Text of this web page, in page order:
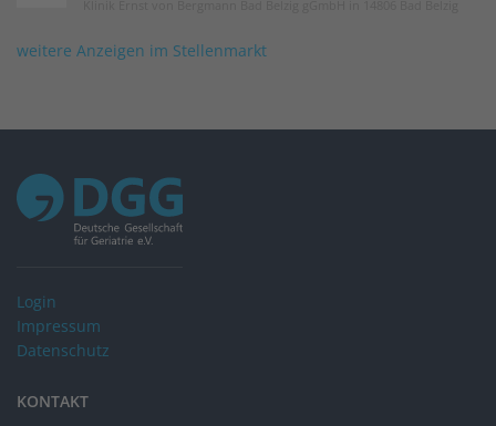
weitere Anzeigen im Stellenmarkt
Login
Impressum
Datenschutz
KONTAKT